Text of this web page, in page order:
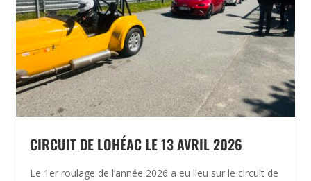
CIRCUIT DE LOHÉAC LE 13 AVRIL 2026
Le 1er roulage de l’année 2026 a eu lieu sur le circuit de